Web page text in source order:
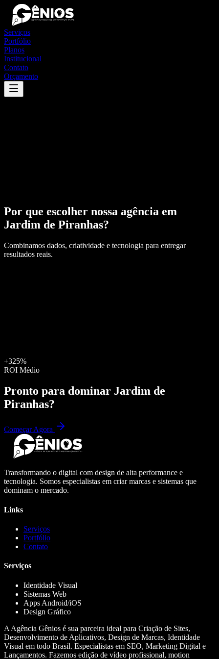
Serviços
Portfólio
Planos
Institucional
Contato
Orçamento
Por que escolher nossa agência em
Jardim de Piranhas?
Combinamos dados, criatividade e tecnologia para entregar
resultados reais.
+325%
ROI Médio
Pronto para dominar Jardim de
Piranhas?
Começar Agora
Transformando o digital com design de alta performance e
tecnologia. Somos especialistas em criar marcas e sistemas que
dominam o mercado.
Links
Serviços
Portfólio
Contato
Serviços
Identidade Visual
Sistemas Web
Apps Android/iOS
Design Gráfico
A Agência Gênios é sua parceira ideal para Criação de Sites,
Desenvolvimento de Aplicativos, Design de Marcas, Identidade
Visual em todo Brasil. Especialistas em SEO, Marketing Digital e
Lançamentos. Fazemos edição de vídeo profissional, motion